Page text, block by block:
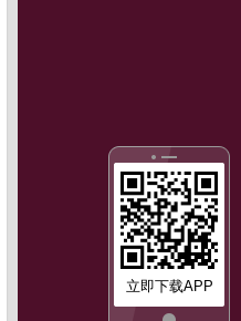
立即下载APP